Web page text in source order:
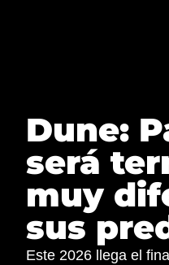
Dune:
será
muy
sus
Este 2026 llega el